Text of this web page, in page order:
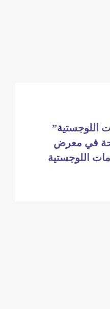
في معرض
اللوجستية